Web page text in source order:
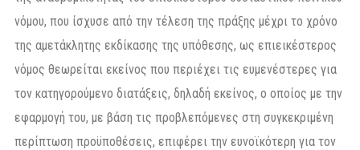
νόμου, που ίσχυσε από την τέλεση της πράξης μέχρι το χρόνο
της αμετάκλητης εκδίκασης της υπόθεσης, ως επιεικέστερος
νόμος θεωρείται εκείνος που περιέχει τις ευμενέστερες για
τον κατηγορούμενο διατάξεις, δηλαδή εκείνος, ο οποίος με την
εφαρμογή του, με βάση τις προβλεπόμενες στη συγκεκριμένη
περίπτωση προϋποθέσεις, επιφέρει την ευνοϊκότερη για τον